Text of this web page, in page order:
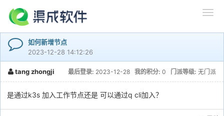
如何新增节点
2023-12-28 14:12:26
tang zhongji 最后登录: 2023-12-28 我的积分: 0 门派等级: 无门派
是通过k3s 加入工作节点还是 可以通过q cli加入？